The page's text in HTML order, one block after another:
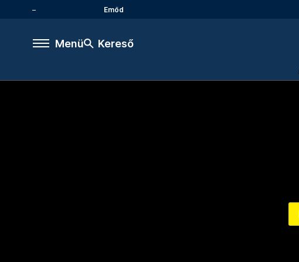
Emőd
Menü Kereső